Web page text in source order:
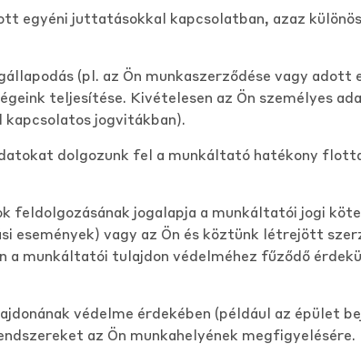
egyéni juttatásokkal kapcsolatban, azaz
(pl. az Ön munkaszerződése vagy
teljesítése. Kivételesen az Ön személyes
jogvitákban).
dolgozunk fel a munkáltató hatékony
feldolgozásának jogalapja a munkáltatói jogi
vagy az Ön és köztünk létrejött
munkáltatói tulajdon védelméhez fűződő
védelme érdekében (például az épület
az Ön munkahelyének megfigyelésére.